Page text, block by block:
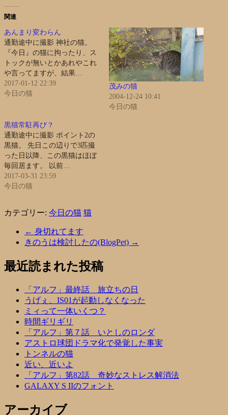
関連
あんまり変わらん
通勤途中に撮影 神社の猫。
『今日』の猫に拘ったり、ス
トックが無いとかあれやこれ
や言ってますが、結果…
2017-01-12 22:39
今日の猫
茂みの猫
2004-12-24 10:41
今日の猫
黒猫常駐再び？
通勤途中に撮影 ポイント2の
黒猫。 先日この辺りで3匹撮
った日以降、この黒猫はほぼ
毎回居ます。 以前…
2017-03-31 23:59
今日の猫
カテゴリー: 今日の猫 猫
← 身切れてます
きのうは検討したの(BlogPet) →
最近読まれた投稿
「アルフ」最終話 旅立ちの日
うげぇ、IS01が起動しなくなった
ミィって一体いくつ？
時間ギリギリ
「アルフ」第７話 いとしのロンダ
アストロ球団ドラマ化で発覚した事実
トンネルの猫
近い、近いよ
「アルフ」第82話 奇妙なストレス解消法
GALAXY S IIのフォント
アーカイブ